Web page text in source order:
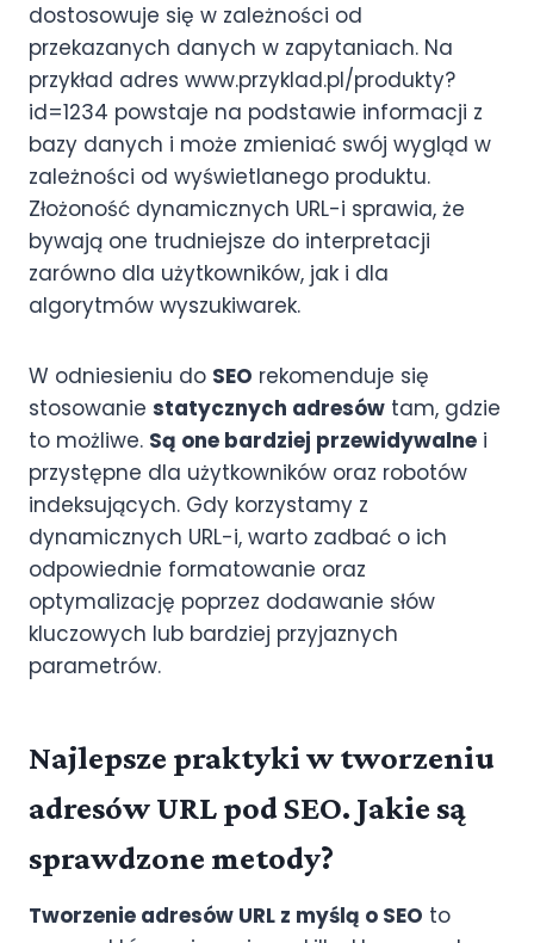
dostosowuje się w zależności od
przekazanych danych w zapytaniach. Na
przykład adres www.przyklad.pl/produkty?
id=1234 powstaje na podstawie informacji z
bazy danych i może zmieniać swój wygląd w
zależności od wyświetlanego produktu.
Złożoność dynamicznych URL-i sprawia, że
bywają one trudniejsze do interpretacji
zarówno dla użytkowników, jak i dla
algorytmów wyszukiwarek.
W odniesieniu do SEO rekomenduje się
stosowanie statycznych adresów tam, gdzie
to możliwe. Są one bardziej przewidywalne i
przystępne dla użytkowników oraz robotów
indeksujących. Gdy korzystamy z
dynamicznych URL-i, warto zadbać o ich
odpowiednie formatowanie oraz
optymalizację poprzez dodawanie słów
kluczowych lub bardziej przyjaznych
parametrów.
Najlepsze praktyki w tworzeniu
adresów URL pod SEO. Jakie są
sprawdzone metody?
Tworzenie adresów URL z myślą o SEO to